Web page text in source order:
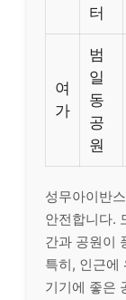
터
여
가
범
일
동
공
원
성무아이반
안전합니다.
간과 공원이
특히, 인근에
기기에 좋은